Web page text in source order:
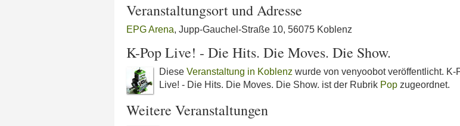
Veranstaltungsort und Adresse
EPG Arena, Jupp-Gauchel-Straße 10, 56075 Koblenz
K-Pop Live! - Die Hits. Die Moves. Die Show.
Diese Veranstaltung in Koblenz wurde von venyoobot veröffentlicht. K-
Live! - Die Hits. Die Moves. Die Show. ist der Rubrik Pop zugeordnet.
Weitere Veranstaltungen